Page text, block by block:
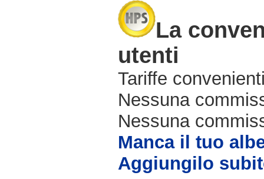
La
utenti
Tariffe
Nessuna
Nessuna
Manca il tuo
Aggiungilo